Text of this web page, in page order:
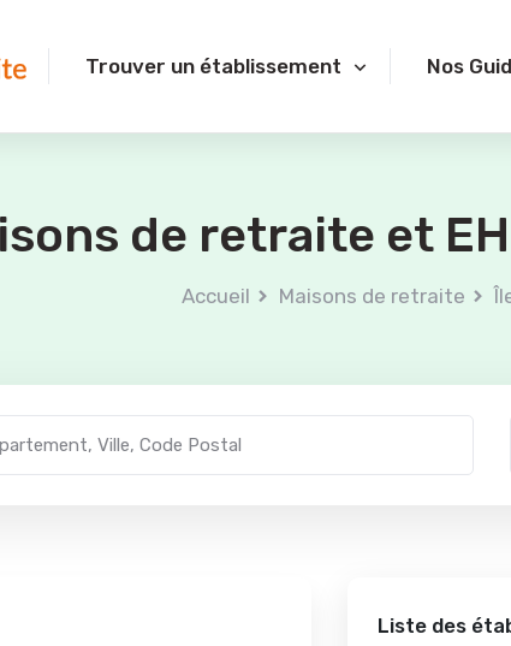
Trouver un établissement Nos
de retraite et
Accueil Maisons de retraite
Liste des